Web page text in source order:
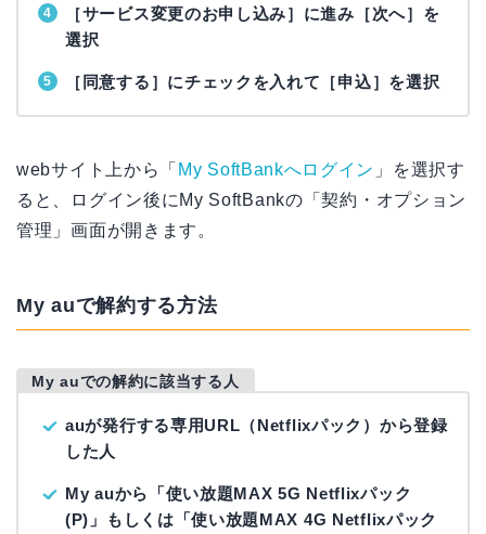
［サービス変更のお申し込み］に進み［次へ］を
選択
［同意する］にチェックを入れて［申込］を選択
webサイト上から「 My SoftBankへログイン 」を選択す
ると、ログイン後にMy SoftBankの「契約・オプション
管理」画面が開きます。
My auで解約する方法
My auでの解約に該当する人
auが発行する専用URL（Netflixパック）から登録
した人
My auから「使い放題MAX 5G Netflixパック
(P)」もしくは「使い放題MAX 4G Netflixパック